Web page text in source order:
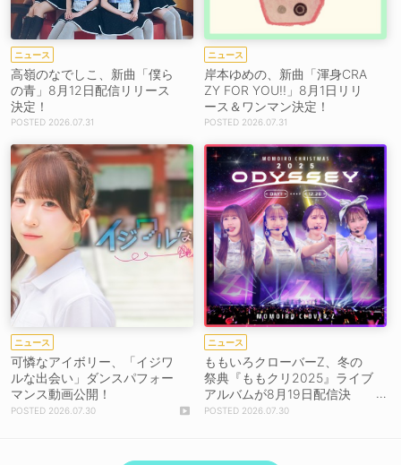
ニュース
高嶺のなでしこ、新曲「僕ら
の青」8月12日配信リリース
決定！
2026.07.31
ニュース
岸本ゆめの、新曲「渾身CRA
ZY FOR YOU!!」8月1日リリ
ース＆ワンマン決定！
2026.07.31
ニュース
可憐なアイボリー、「イジワ
ルな出会い」ダンスパフォー
マンス動画公開！
2026.07.30
ニュース
ももいろクローバーZ、冬の
祭典『ももクリ2025』ライブ
アルバムが8月19日配信決
定！「idola」の8月5日先行配
2026.07.30